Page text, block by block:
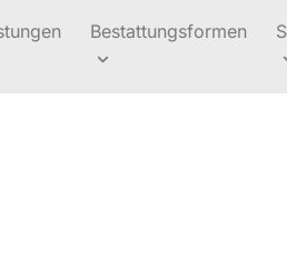
Bestattungsformen